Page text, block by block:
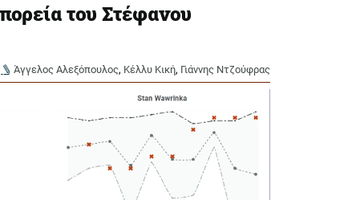
του Στέφανου
Άγγελος Αλεξόπουλος, Κέλλυ Κική, Γιάννης Ντζούφρας